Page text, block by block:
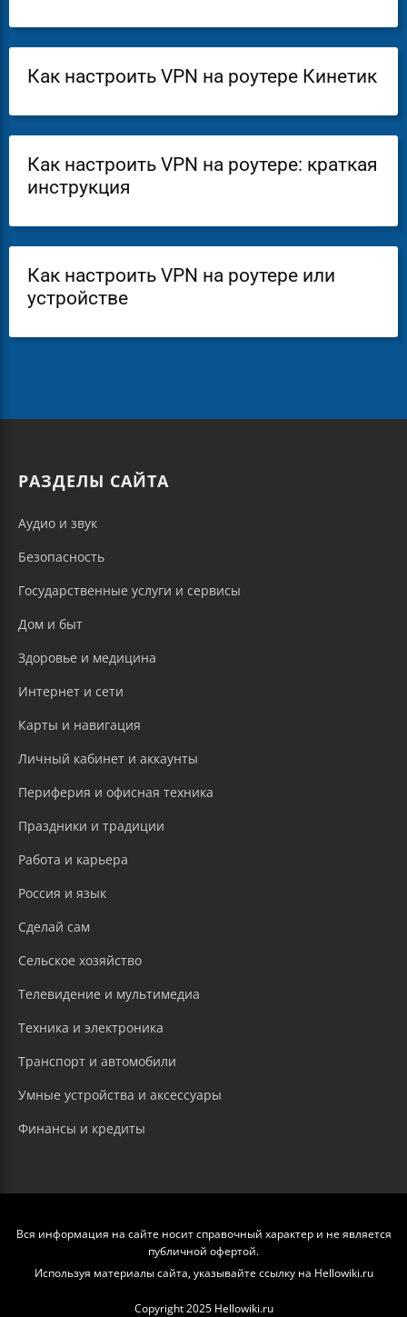
Как настроить VPN на роутере Кинетик
Как настроить VPN на роутере: краткая
инструкция
Как настроить VPN на роутере или
устройстве
РАЗДЕЛЫ САЙТА
Аудио и звук
Безопасность
Государственные услуги и сервисы
Дом и быт
Здоровье и медицина
Интернет и сети
Карты и навигация
Личный кабинет и аккаунты
Периферия и офисная техника
Праздники и традиции
Работа и карьера
Россия и язык
Сделай сам
Сельское хозяйство
Телевидение и мультимедиа
Техника и электроника
Транспорт и автомобили
Умные устройства и аксессуары
Финансы и кредиты
Вся информация на сайте носит справочный характер и не является
публичной офертой.
Используя материалы сайта, указывайте ссылку на Hellowiki.ru
Copyright 2025 Hellowiki.ru